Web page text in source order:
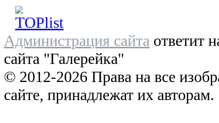
Администрация сайта ответит
сайта "Галерейка"
© 2012-2026 Права на все
сайте, принадлежат их авторам.